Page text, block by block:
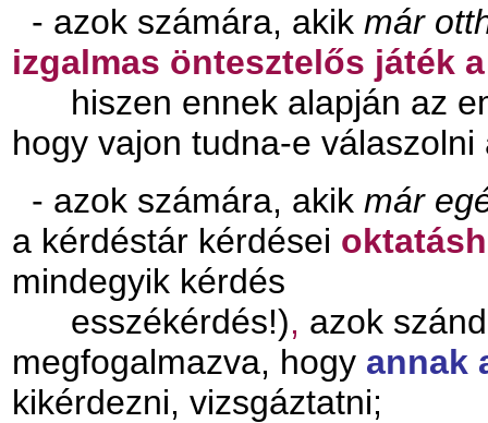
- azok számára, akik már
izgalmas öntesztelős játék
hiszen ennek alapján az
hogy vajon tudna-e
- azok számára, akik már
a kérdéstár kérdései
mindegyik kérdés
esszékérdés!), azok
megfogalmazva, hogy annak
kikérdezni, vizsgáztatni;